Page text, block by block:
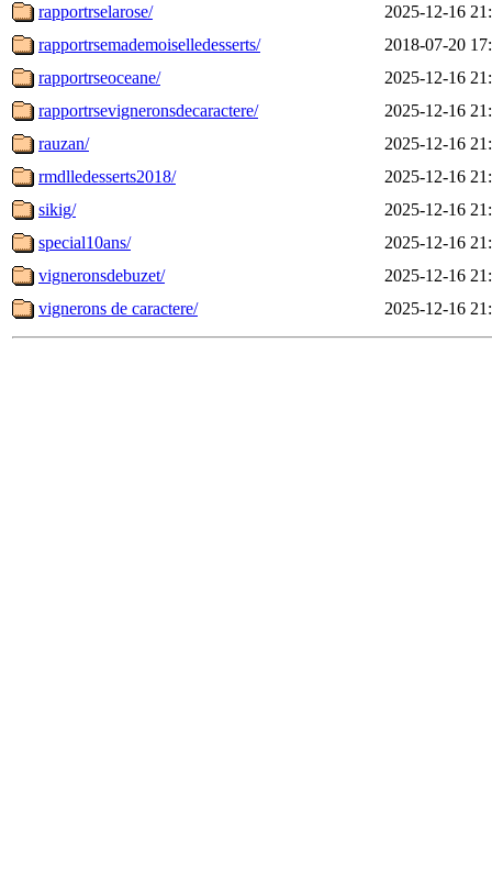
rapportrselarose/
2025-12-16
rapportrsemademoiselledesserts/
2018-07-20
rapportrseoceane/
2025-12-16
rapportrsevigneronsdecaractere/
2025-12-16
rauzan/
2025-12-16
rmdlledesserts2018/
2025-12-16
sikig/
2025-12-16
special10ans/
2025-12-16
vigneronsdebuzet/
2025-12-16
vignerons de caractere/
2025-12-16